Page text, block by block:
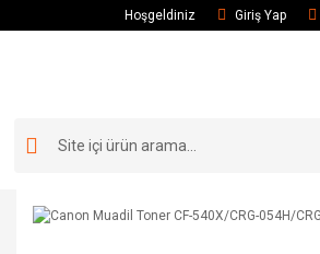
Hoşgeldiniz Giriş Yap